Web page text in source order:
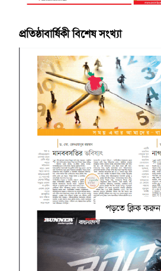
প্রতিষ্ঠাবার্ষিকী বিশেষ সংখ্যা
পড়তে ক্লিক করুন